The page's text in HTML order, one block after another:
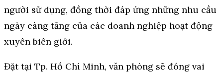
người sử dụng, đồng thời đáp ứng những nhu cầu
ngày càng tăng của các doanh nghiệp hoạt động
xuyên biên giới.
Đặt tại Tp. Hồ Chí Minh, văn phòng sẽ đóng vai